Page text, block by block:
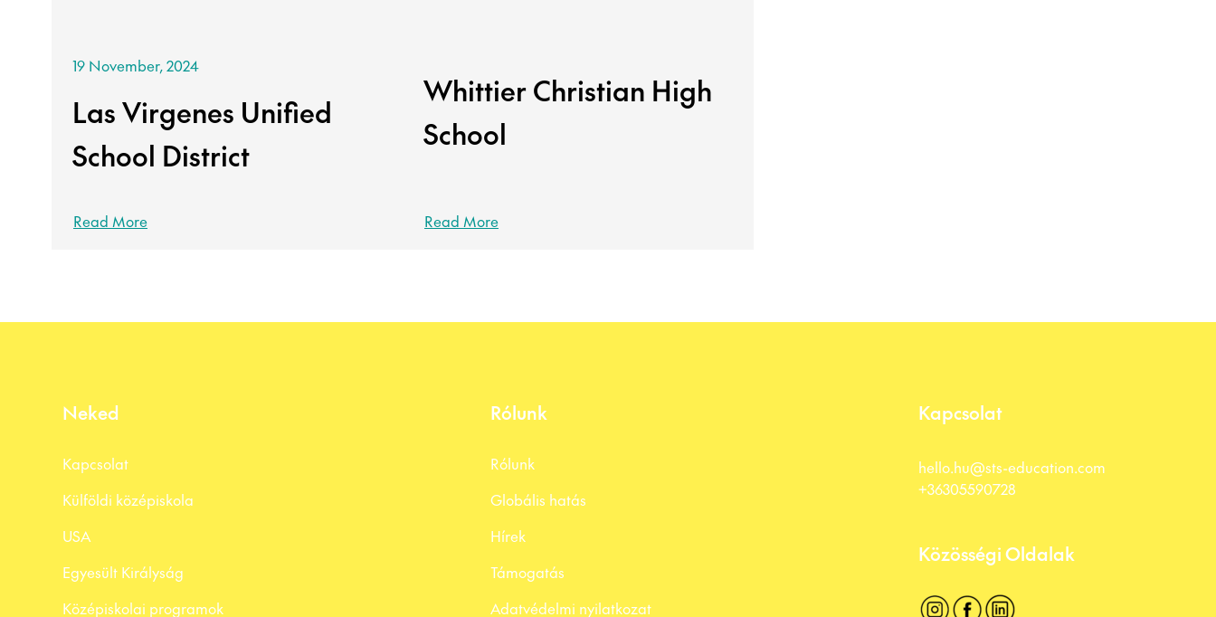
19 November, 2024
Las Virgenes Unified
School District
Read More
Whittier Christian High
School
Read More
Neked
Kapcsolat
Külföldi középiskola
USA
Egyesült Királyság
Középiskolai programok
Rólunk
Rólunk
Globális hatás
Hírek
Támogatás
Adatvédelmi nyilatkozat
Kapcsolat
hello.hu@sts-education.com
+36305590728
Közösségi Oldalak